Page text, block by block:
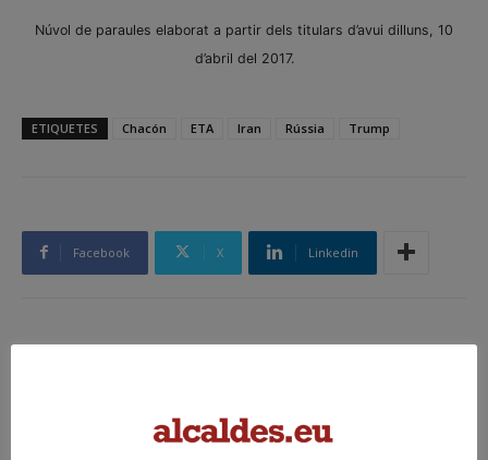
Núvol de paraules elaborat a partir dels titulars d’avui dilluns, 10
d’abril del 2017.
ETIQUETES Chacón ETA Iran Rússia Trump
Facebook X Linkedin